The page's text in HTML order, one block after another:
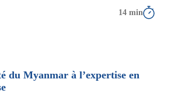
14 min
du Myanmar à l’expertise en